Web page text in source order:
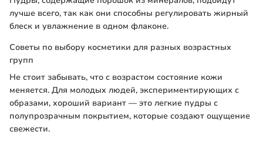
лучше всего, так как они способны регулировать жирный
блеск и увлажнение в одном флаконе.
Советы по выбору косметики для разных возрастных
групп
Не стоит забывать, что с возрастом состояние кожи
меняется. Для молодых людей, экспериментирующих с
образами, хороший вариант — это легкие пудры с
полупрозрачным покрытием, которые создают ощущение
свежести.